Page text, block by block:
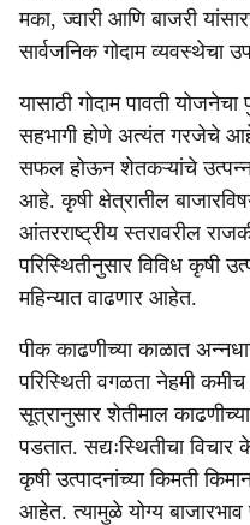
मका, ज्वारी आणि बाजरी
सार्वजनिक गोदाम
यासाठी गोदाम पावती
सहभागी होणे अत्यंत गरजेचे
सफल होऊन शेतकऱ्यांचे उत्पन्न
आहे. कृषी क्षेत्रातील
आंतरराष्ट्रीय स्तरावरील
परिस्थितीनुसार विविध कृषी
महिन्यात वाढणार आहेत.
पीक काढणीच्या काळात
परिस्थिती वगळता नेहमी
सूत्रानुसार शेतीमाल
पडतात. सद्यःस्थितीचा
कृषी उत्पादनांच्या किमती
आहेत. त्यामुळे योग्य